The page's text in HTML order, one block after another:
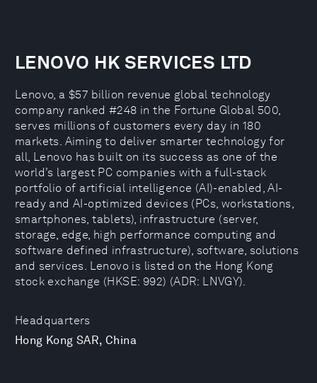
Headquarters
Hong Kong SAR, China
LENOVO HK SERVICES LTD
Lenovo, a $57 billion revenue global technology
company ranked #248 in the Fortune Global 500,
serves millions of customers every day in 180
markets. Aiming to deliver smarter technology for
all, Lenovo has built on its success as one of the
world’s largest PC companies with a full-stack
portfolio of artificial intelligence (AI)-enabled, AI-
ready and AI-optimized devices (PCs, workstations,
smartphones, tablets), infrastructure (server,
storage, edge, high performance computing and
software defined infrastructure), software, solutions
and services. Lenovo is listed on the Hong Kong
stock exchange (HKSE: 992) (ADR: LNVGY).